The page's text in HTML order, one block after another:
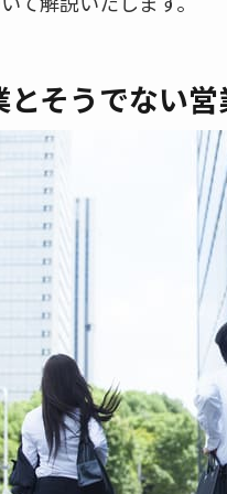
そうでない営